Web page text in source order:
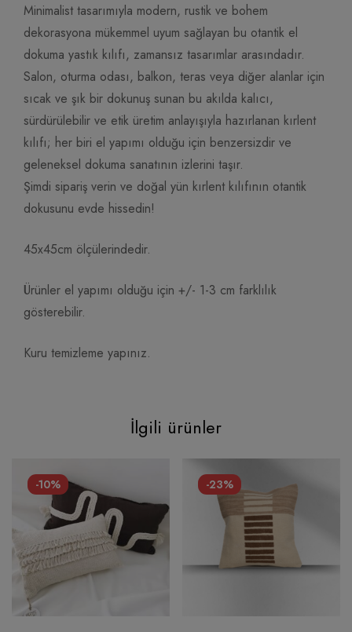
Minimalist tasarımıyla modern, rustik ve bohem
dekorasyona mükemmel uyum sağlayan bu otantik el
dokuma yastık kılıfı, zamansız tasarımlar arasındadır.
Salon, oturma odası, balkon, teras veya diğer alanlar için
sıcak ve şık bir dokunuş sunan bu akılda kalıcı,
sürdürülebilir ve etik üretim anlayışıyla hazırlanan kırlent
kılıfı; her biri el yapımı olduğu için benzersizdir ve
geleneksel dokuma sanatının izlerini taşır.
Şimdi sipariş verin ve doğal yün kırlent kılıfının otantik
dokusunu evde hissedin!
45x45cm ölçülerindedir.
Ürünler el yapımı olduğu için +/- 1-3 cm farklılık
gösterebilir.
Kuru temizleme yapınız.
İlgili ürünler
-10% -23%